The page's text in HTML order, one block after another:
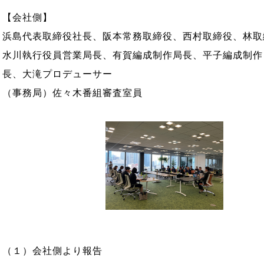
【会社側】
浜島代表取締役社長、阪本常務取締役、西村取締役、林取
水川執行役員営業局長、有賀編成制作局長、平子編成制
長、大滝プロデューサー
（事務局）佐々木番組審査室員
（１）会社側より報告